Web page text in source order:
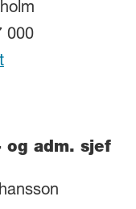
000
og adm. sjef